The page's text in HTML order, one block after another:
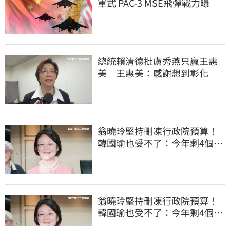
軍武 PAC-3 MSE飛彈戰力曝
總統賴清德批盧秀燕只贏王惠
美 王惠美：感謝想到彰化
翁曉玲堅持刪凍行政院預算！
韓國瑜也受不了：今年剩4個月
翁曉玲堅持刪凍行政院預算！
韓國瑜也受不了：今年剩4個月